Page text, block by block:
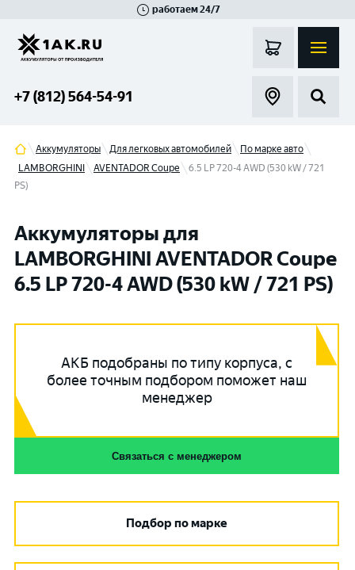
работаем 24/7
+7 (812) 564-54-91
Аккумуляторы Для легковых автомобилей
По марке авто
LAMBORGHINI
AVENTADOR Coupe
6.5 LP 720-4 AWD (530 kW / 721
PS)
Аккумуляторы для
LAMBORGHINI AVENTADOR Coupe
6.5 LP 720-4 AWD (530 kW / 721 PS)
АКБ подобраны по типу корпуса, с
более точным подбором поможет наш
менеджер
Связаться с менеджером
Подбор по марке
Гатчина